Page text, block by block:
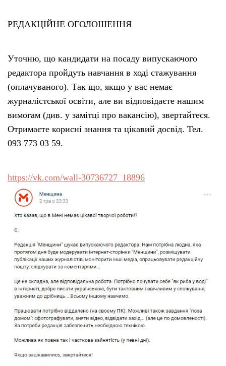
РЕДАКЦІЙНЕ ОГОЛОШЕННЯ
Уточню, що кандидати на посаду випускаючого
редактора пройдуть навчання в ході стажування
(оплачуваного). Так що, якщо у вас немає
журналістської освіти, але ви відповідаєте нашим
вимогам (див. у замітці про вакансію), звертайтеся.
Отримаєте корисні знання та цікавий досвід. Тел.
093 773 03 59.
https://vk.com/wall-30736727_18896